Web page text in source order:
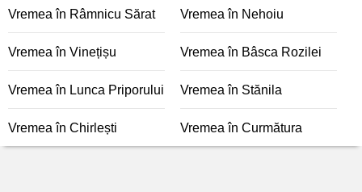
Vremea în Râmnicu Sărat Vremea în Nehoiu
Vremea în Vinețișu Vremea în Bâsca Rozilei
Vremea în Lunca Priporului Vremea în Stănila
Vremea în Chirlești Vremea în Curmătura